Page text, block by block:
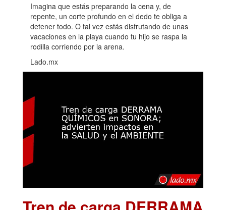
Imagina que estás preparando la cena y, de
repente, un corte profundo en el dedo te obliga a
detener todo. O tal vez estás disfrutando de unas
vacaciones en la playa cuando tu hijo se raspa la
rodilla corriendo por la arena.
Lado.mx